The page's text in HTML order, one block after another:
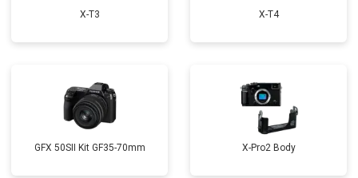
X-T3 X-T4
GFX 50SII Kit GF35-70mm X-Pro2 Body